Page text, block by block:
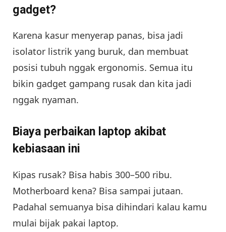
gadget?
Karena kasur menyerap panas, bisa jadi
isolator listrik yang buruk, dan membuat
posisi tubuh nggak ergonomis. Semua itu
bikin gadget gampang rusak dan kita jadi
nggak nyaman.
Biaya perbaikan laptop akibat
kebiasaan ini
Kipas rusak? Bisa habis 300–500 ribu.
Motherboard kena? Bisa sampai jutaan.
Padahal semuanya bisa dihindari kalau kamu
mulai bijak pakai laptop.